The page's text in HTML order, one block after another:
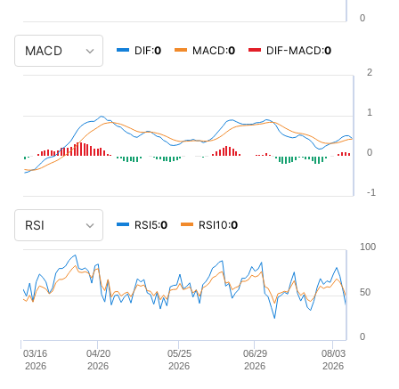
0
DIF:0 MACD:0 DIF-MACD:0
-1
0
1
2
RSI5:0 RSI10:0
08/03
2026
03/16
2026
04/20
2026
05/25
2026
06/29
2026
0
50
100